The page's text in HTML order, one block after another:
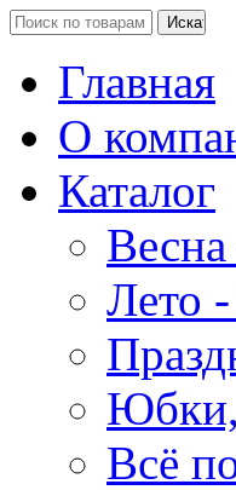
Главная
О
Каталог
Лето
Всё